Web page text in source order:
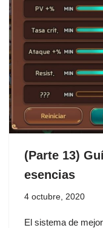
(Parte 13)
esencias
4 octubre, 2020
El sistema de